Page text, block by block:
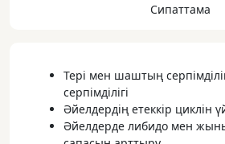
Сипаттама
Тері мен шаштың
серпімділігі
Әйелдердің етеккір циклін
Әйелдерде либидо мен